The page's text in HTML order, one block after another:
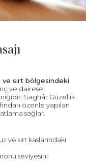
sırt bölgesindeki
ve dairesel
Saghâr Güzellik
özenle yapılan
sağlar.
ve sırt kaslarındaki
seviyesini